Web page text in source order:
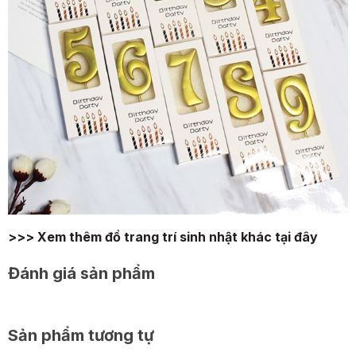
>>> Xem thêm đồ trang trí sinh nhật khác tại đây
Đánh giá sản phẩm
Sản phẩm tương tự